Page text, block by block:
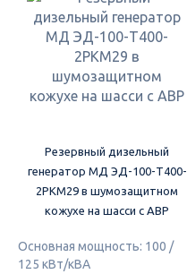
Резервный дизельный
генератор МД ЭД-100-Т400-
2РКМ29 в шумозащитном
кожухе на шасси с АВР
Основная мощность: 100 /
125 кВт/кВА